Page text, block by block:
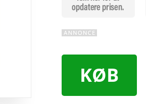
KØB